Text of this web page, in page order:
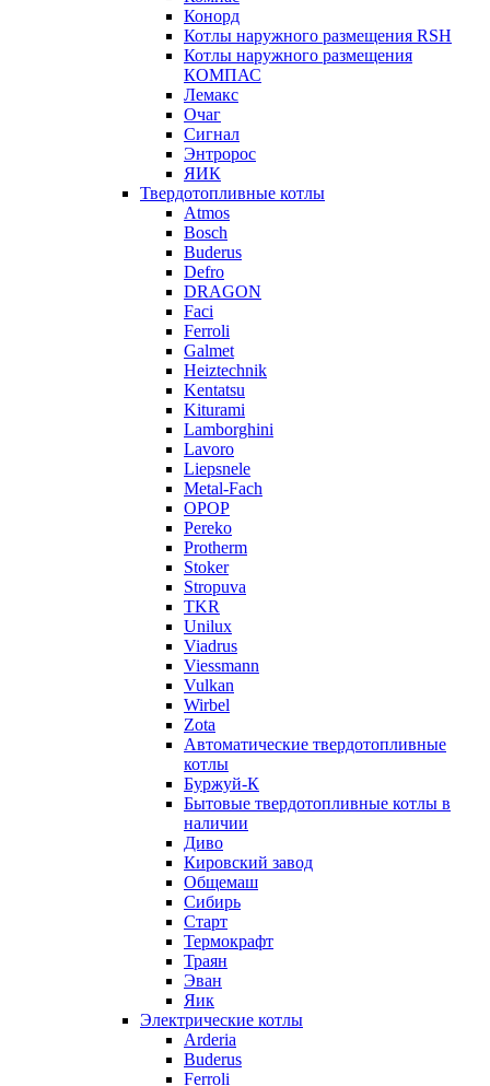
Конорд
Котлы наружного размещения RSH
Котлы наружного размещения
КОМПАС
Лемакс
Очаг
Сигнал
Энтророс
ЯИК
Твердотопливные котлы
Atmos
Bosch
Buderus
Defro
DRAGON
Faci
Ferroli
Galmet
Heiztechnik
Kentatsu
Kiturami
Lamborghini
Lavoro
Liepsnele
Metal-Fach
OPOP
Pereko
Protherm
Stoker
Stropuva
TKR
Unilux
Viadrus
Viessmann
Vulkan
Wirbel
Zota
Автоматические твердотопливные
котлы
Буржуй-К
Бытовые твердотопливные котлы в
наличии
Диво
Кировский завод
Общемаш
Сибирь
Старт
Термокрафт
Траян
Эван
Яик
Электрические котлы
Arderia
Buderus
Ferroli